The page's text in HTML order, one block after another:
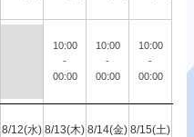
10:00
-
00:00
10:00
-
00:00
10:00
-
00:00
8/12(水) 8/13(木) 8/14(金) 8/15(土)